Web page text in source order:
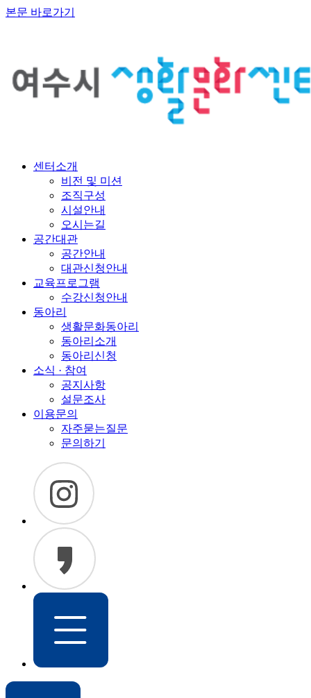
본문 바로가기
센터소개
비전 및 미션
조직구성
시설안내
오시는길
공간대관
공간안내
대관신청안내
교육프로그램
수강신청안내
동아리
생활문화동아리
동아리소개
동아리신청
소식 · 참여
공지사항
설문조사
이용문의
자주묻는질문
문의하기